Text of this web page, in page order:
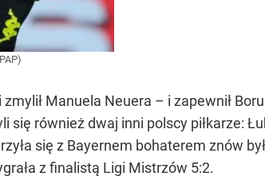
Manuela Neuera – i zapewnił
również dwaj inni polscy piłkarze:
się z Bayernem bohaterem znów
z finalistą Ligi Mistrzów 5:2.